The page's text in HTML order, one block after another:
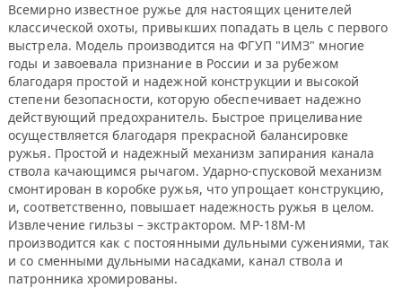
Всемирно известное ружье для настоящих ценителей
классической охоты, привыкших попадать в цель с первого
выстрела. Модель производится на ФГУП "ИМЗ" многие
годы и завоевала признание в России и за рубежом
благодаря простой и надежной конструкции и высокой
степени безопасности, которую обеспечивает надежно
действующий предохранитель. Быстрое прицеливание
осуществляется благодаря прекрасной балансировке
ружья. Простой и надежный механизм запирания канала
ствола качающимся рычагом. Ударно-спусковой механизм
смонтирован в коробке ружья, что упрощает конструкцию,
и, соответственно, повышает надежность ружья в целом.
Извлечение гильзы – экстрактором. МР-18М-М
производится как с постоянными дульными сужениями, так
и со сменными дульными насадками, канал ствола и
патронника хромированы.